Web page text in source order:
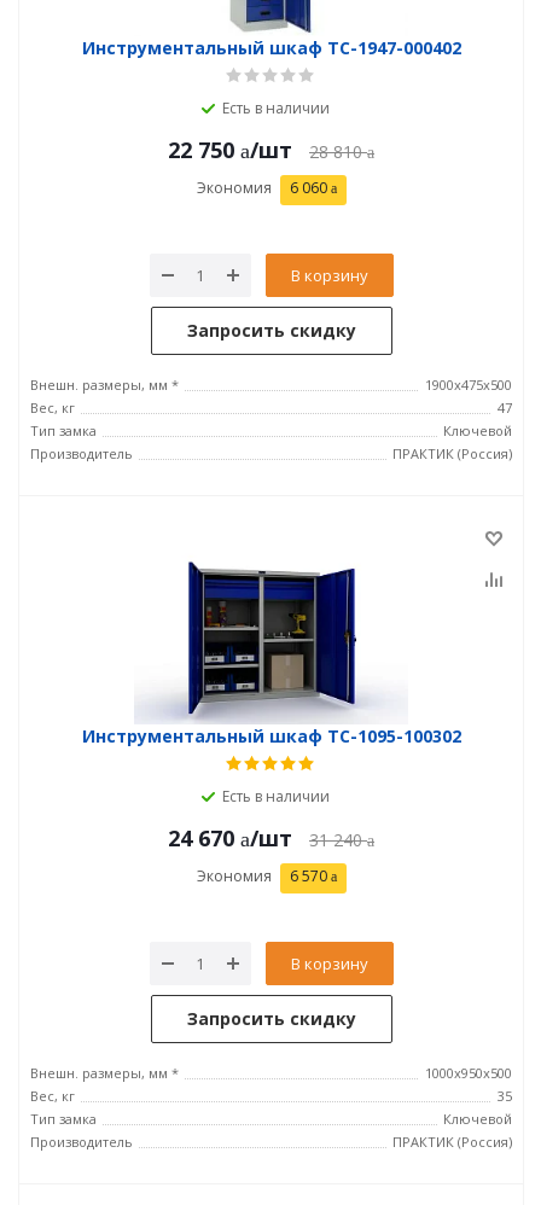
Инструментальный шкаф TC-1947-000402
Есть в наличии
22 750 /шт 28 810
Экономия 6 060
В корзину
Запросить скидку
Внешн. размеры, мм *
1900x475x500
Вес, кг
47
Тип замка
Ключевой
Производитель
ПРАКТИК (Россия)
Инструментальный шкаф TC-1095-100302
Есть в наличии
24 670 /шт 31 240
Экономия 6 570
В корзину
Запросить скидку
Внешн. размеры, мм *
1000x950x500
Вес, кг
35
Тип замка
Ключевой
Производитель
ПРАКТИК (Россия)